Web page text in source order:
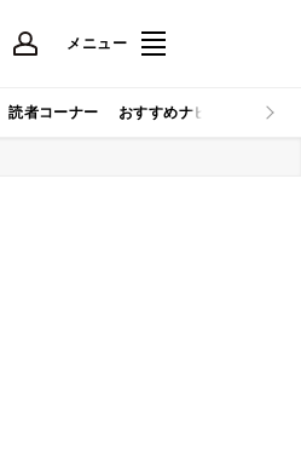
メニュー
読者コーナー おすすめナビ マイナビ